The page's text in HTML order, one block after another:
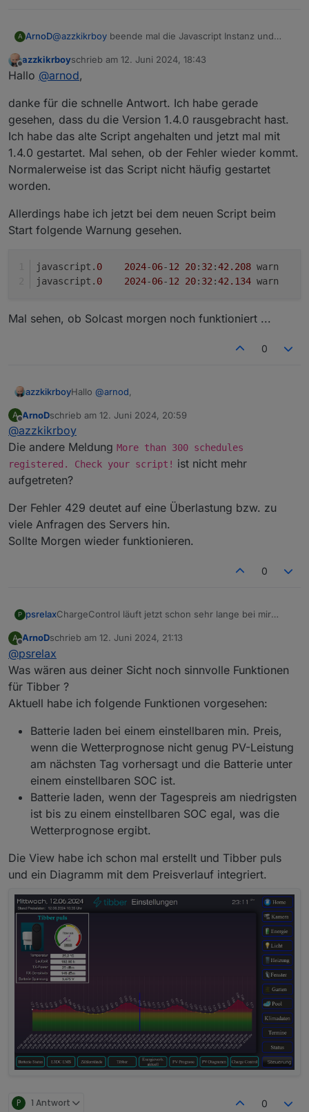
A ArnoD@azzkikrboy beende mal die Javascript Instanz und
Das Script verwendet keine 300 schedules, sondern
maximal 10.
Warnung nicht kommen.
Eventuell wurde das Script mehrmals gestartet oder
beim Beenden die Timer nicht sauber beendet.
Offline
azzkikrboyschrieb am 12. Juni 2024, 18:43
zuletzt editiert von
Hallo @arnod,
danke für die schnelle Antwort. Ich habe gerade
gesehen, dass du die Version 1.4.0 rausgebracht hast.
Ich habe das alte Script angehalten und jetzt mal mit
1.4.0 gestartet. Mal sehen, ob der Fehler wieder kommt.
Normalerweise ist das Script nicht häufig gestartet
worden.
Allerdings habe ich jetzt bei dem neuen Script beim
Start folgende Warnung gesehen.
javascript. 0 2024-06-12 20: 32 :42.208
javascript. 0 2024-06-12 20: 32 :42.134
Mal sehen, ob Solcast morgen noch funktioniert ...
0
azzkikrboyHallo @arnod
danke für die schnelle Antwort. Ich habe gerade
gesehen, dass du die Version 1.4.0 rausgebracht
hast.
Ich habe das alte Script angehalten und jetzt mal mit
1.4.0 gestartet. Mal sehen, ob der Fehler wieder
kommt. Normalerweise ist das Script nicht häufig
Allerdings habe ich jetzt bei dem neuen Script beim
Start folgende Warnung gesehen.
javascript.0	2024-06-12 20:32:42.208
A
Offline
ArnoDschrieb am 12. Juni 2024, 20:59
zuletzt editiert von
@azzkikrboy
Die andere Meldung More than 300 schedules
registered. Check your script! ist nicht mehr
aufgetreten?
Der Fehler 429 deutet auf eine Überlastung bzw. zu
viele Anfragen des Servers hin.
Sollte Morgen wieder funktionieren.
0
P psrelaxChargeControl läuft jetzt schon sehr lange bei mir
Vielen Dank dafür an den / die Entwickler.
Ich hätte einen Feature Request, der mir sehr wichtig
Ich habe ihn zwar schon sehr unschön in mein Script
eingebaut aber es ist einfach nur hinein gepfuscht,
darum hier meine Bitte.
Es geht darum über einen Datenpunkt (true/false) die
manuelle Speicherladung zu starten und auch wieder
zu beenden.
Mit einem weiteren Datenpunkt wird der SOC in
Ich verwende diese Funktion, um mit einem anderen
Script anhand meiner Tibber-Preise die Ladung zu
Ich gehe davon aus, dass nicht nur ich so etwas gut
gebrauchen kann.
bereitstellen (ist aber Pfusch -> der allerdings
funktioniert).
Wäre schön, wenn ihr das professionell
implementieren könnt.
Vielen Dank schonmal :-)
A
Offline
ArnoDschrieb am 12. Juni 2024, 21:13
zuletzt editiert von
@psrelax
Was wären aus deiner Sicht noch sinnvolle Funktionen
für Tibber ?
Aktuell habe ich folgende Funktionen vorgesehen:
Batterie laden bei einem einstellbaren min. Preis,
wenn die Wetterprognose nicht genug PV-Leistung
am nächsten Tag vorhersagt und die Batterie unter
einem einstellbaren SOC ist.
Batterie laden, wenn der Tagespreis am niedrigsten
ist bis zu einem einstellbaren SOC egal, was die
Wetterprognose ergibt.
Die View habe ich schon mal erstellt und Tibber puls
und ein Diagramm mit dem Preisverlauf integriert.
P 1 Antwort 0